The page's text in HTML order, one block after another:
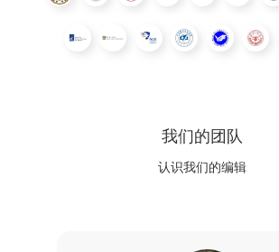
我们的团队
认识我们的编辑